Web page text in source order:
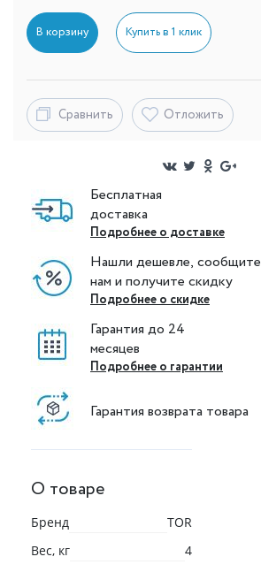
В корзину Купить в 1 клик
Сравнить Отложить
Бесплатная
доставка
Подробнее о доставке
Нашли дешевле, сообщите
нам и получите скидку
Подробнее о скидке
Гарантия до 24
месяцев
Подробнее о гарантии
Гарантия возврата товара
О товаре
Бренд
TOR
Вес, кг
4